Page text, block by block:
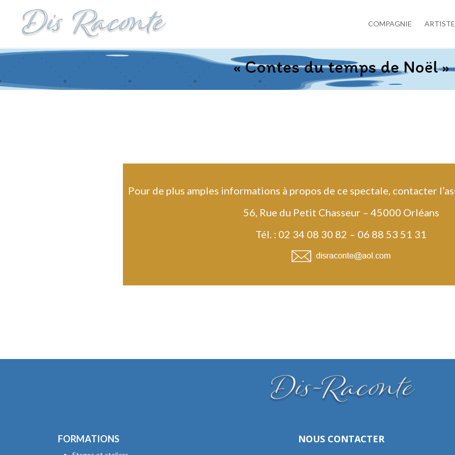
COMPAGNIE
« Contes du temps de Noël »
Pour de plus amples informations à propos de ce spectale, contacter
56, Rue du Petit Chasseur – 45000 Orléans
Tél. : 02 34 08 30 82 – 06 88 53 51 31
FORMATIONS NOUS CONTACTER